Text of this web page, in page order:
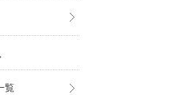
覧